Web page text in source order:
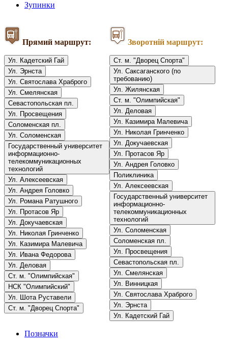
Зупинки
Прямий маршрут:
Ул. Кадетский Гай
Ул. Эрнста
Ул. Святослава Храброго
Ул. Смелянская
Севастопольская пл.
Ул. Просвещения
Соломенская пл.
Ул. Соломенская
Государственный университет
информационно-
телекоммуникационных
технологий
Ул. Алексеевская
Ул. Андрея Головко
Ул. Романа Ратушного
Ул. Протасов Яр
Ул. Докучаевская
Ул. Николая Гринченко
Ул. Казимира Малевича
Ул. Ивана Федорова
Ул. Деловая
Ст. м. "Олимпийская"
НСК "Олимпийский"
Ул. Шота Руставели
Ст. м. "Дворец Спорта"
Зворотній маршрут:
Ст. м. "Дворец Спорта"
Ул. Саксаганского (по
требованию)
Ул. Жилянская
Ст. м. "Олимпийская"
Ул. Деловая
Ул. Казимира Малевича
Ул. Николая Гринченко
Ул. Докучаевская
Ул. Протасов Яр
Ул. Андрея Головко
Поликлиника
Ул. Алексеевская
Государственный университет
информационно-
телекоммуникационных
технологий
Ул. Соломенская
Соломенская пл.
Ул. Просвещения
Севастопольская пл.
Ул. Смелянская
Ул. Винницкая
Ул. Святослава Храброго
Ул. Эрнста
Ул. Кадетский Гай
Позначки